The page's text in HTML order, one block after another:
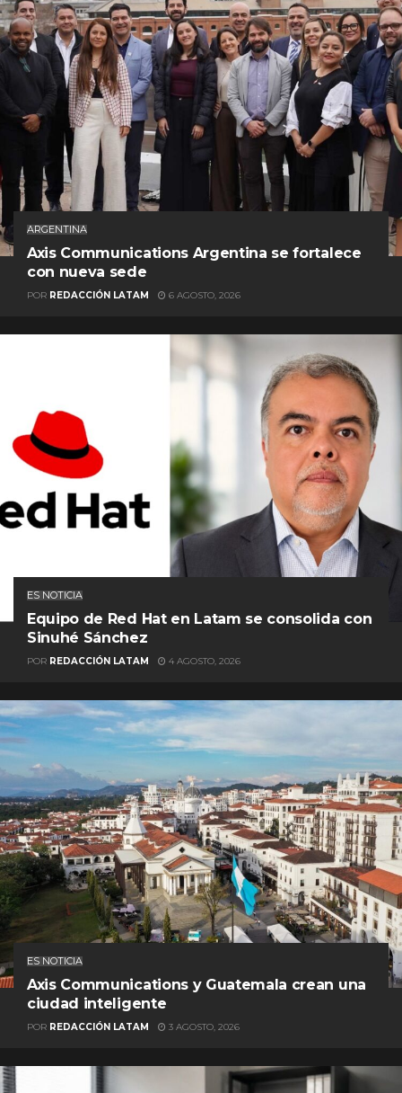
ARGENTINA
Axis Communications Argentina se fortalece
con nueva sede
POR REDACCIÓN LATAM 6 AGOSTO, 2026
ES NOTICIA
Equipo de Red Hat en Latam se consolida con
Sinuhé Sánchez
POR REDACCIÓN LATAM 4 AGOSTO, 2026
ES NOTICIA
Axis Communications y Guatemala crean una
ciudad inteligente
POR REDACCIÓN LATAM 3 AGOSTO, 2026